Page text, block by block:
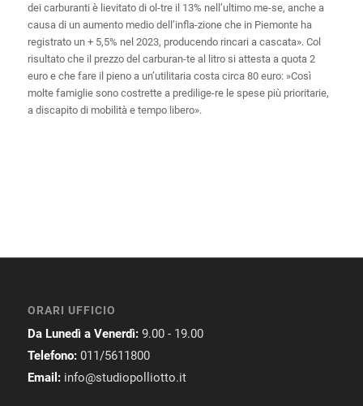
dei carburanti è lievitato di ol-tre il 13% nell’ultimo me-se, anche a
causa di un aumento medio dell’infla-zione che in Piemonte ha
registrato un + 5,5% nel 2023, producendo rincari a cascata». Col
risultato che il prezzo del carburan-te al litro si attesta a quota 2
euro e che fare il pieno a un’utilitaria costa circa 80 euro: »Così
molte famiglie sono costrette a predilige-re le spese più prioritarie,
a discapito di mobilità e tempo libero».
ORARI UFFICIO
Da Lunedì a Venerdì: 9.00 - 19.00
Telefono: 011/5611800
Email: info@studiopolliotto.it